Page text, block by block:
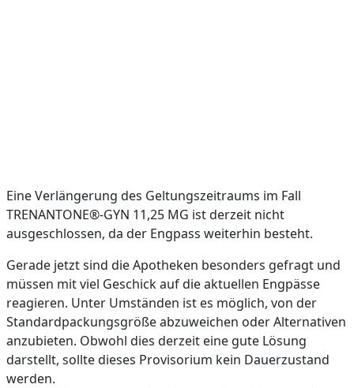
Eine Verlängerung des Geltungszeitraums im Fall
TRENANTONE®-GYN 11,25 MG ist derzeit nicht
ausgeschlossen, da der Engpass weiterhin besteht.
Gerade jetzt sind die Apotheken besonders gefragt und
müssen mit viel Geschick auf die aktuellen Engpässe
reagieren. Unter Umständen ist es möglich, von der
Standardpackungsgröße abzuweichen oder Alternativen
anzubieten. Obwohl dies derzeit eine gute Lösung
darstellt, sollte dieses Provisorium kein Dauerzustand
werden.